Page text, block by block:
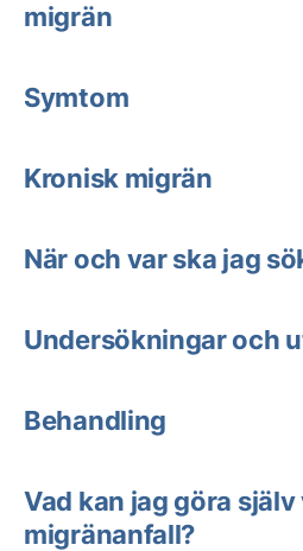
migrän
Symtom
Kronisk migrän
När och var ska jag
Undersökningar och
Behandling
Vad kan jag göra
migränanfall?